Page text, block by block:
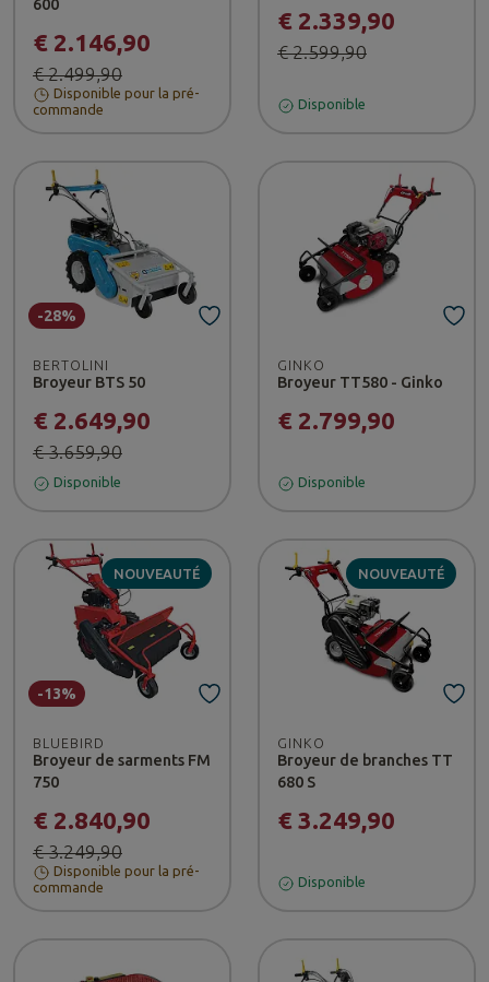
600
€ 2.146,90
€ 2.499,90
Disponible pour la pré-
commande
€ 2.339,90
€ 2.599,90
Disponible
BERTOLINI
Broyeur BTS 50
€ 2.649,90
€ 3.659,90
-28%
Disponible
GINKO
Broyeur TT580 - Ginko
€ 2.799,90
Disponible
NOUVEAUTÉ
BLUEBIRD
Broyeur de sarments FM
750
€ 2.840,90
€ 3.249,90
-13%
Disponible pour la pré-
commande
NOUVEAUTÉ
GINKO
Broyeur de branches TT
680 S
€ 3.249,90
Disponible